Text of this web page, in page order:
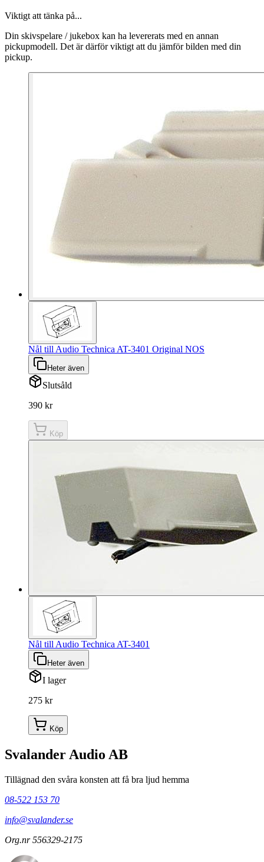
Viktigt att tänka på...
Din skivspelare / jukebox kan ha levererats med en annan
pickupmodell. Det är därför viktigt att du jämför bilden med din
pickup.
Nål till Audio Technica AT-3401 Original NOS
Heter även
Slutsåld
390 kr
Köp
Nål till Audio Technica AT-3401
Heter även
I lager
275 kr
Köp
Svalander Audio AB
Tillägnad den svåra konsten att få bra ljud hemma
08-522 153 70
info@svalander.se
Org.nr 556329-2175